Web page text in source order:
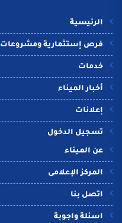
الرئيسية
فرص إستثمارية ومشروعات
خدمات
أخبار الميناء
إعلانات
تسجيل الدخول
عن الميناء
المركز الإعلامى
اتصل بنا
اسئلة واجوبة